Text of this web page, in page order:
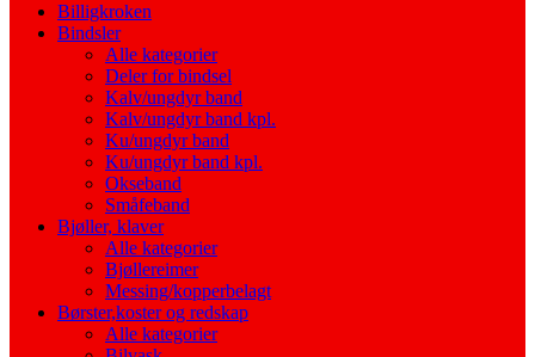
Billigkroken
Bindsler
Alle kategorier
Deler for bindsel
Kalv/ungdyr band
Kalv/ungdyr band kpl.
Ku/ungdyr band
Ku/ungdyr band kpl.
Okseband
Småfeband
Bjøller, klaver
Alle kategorier
Bjøllereimer
Messing/kopperbelagt
Børster,koster og redskap
Alle kategorier